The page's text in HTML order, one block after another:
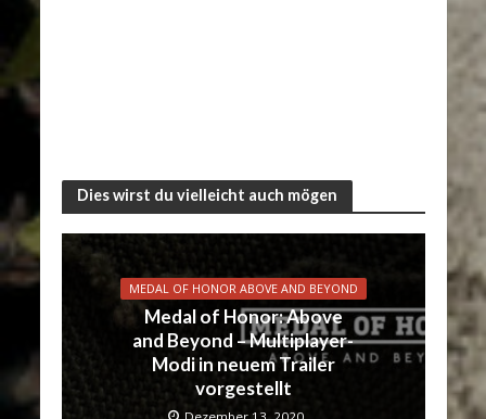
Dies wirst du vielleicht auch mögen
MEDAL OF HONOR ABOVE AND BEYOND
Medal of Honor: Above
and Beyond – Multiplayer-
Modi in neuem Trailer
vorgestellt